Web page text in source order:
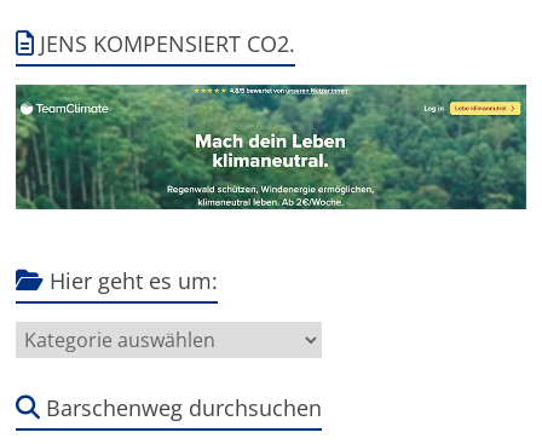
JENS KOMPENSIERT CO2.
Hier geht es um:
Hier
geht
um:Barschenweg durchsuchen